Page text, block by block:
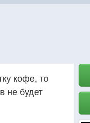
кофе, то
не будет